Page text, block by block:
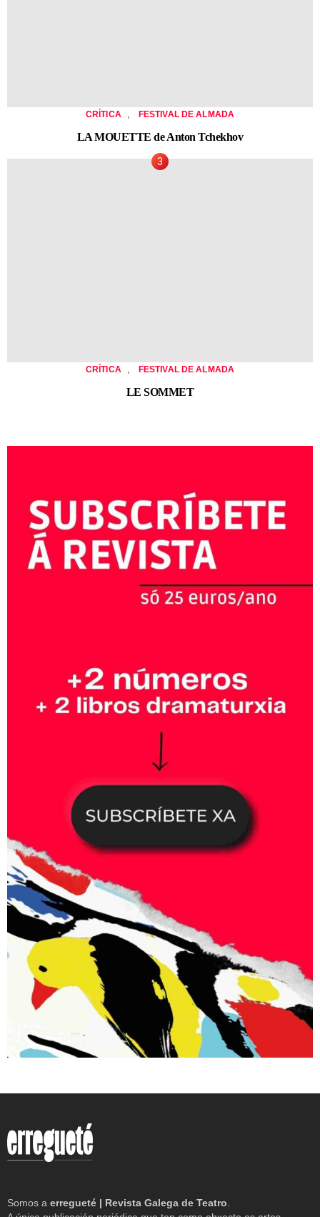
CRÍTICA FESTIVAL DE ALMADA
LA MOUETTE de Anton Tchekhov
CRÍTICA FESTIVAL DE ALMADA
LE SOMMET
Somos a erregueté | Revista Galega de Teatro